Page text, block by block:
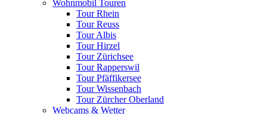
Wohnmobil Touren
Tour Rhein
Tour Reuss
Tour Albis
Tour Hirzel
Tour Zürichsee
Tour Rapperswil
Tour Pfäffikersee
Tour Wissenbach
Tour Zürcher Oberland
Webcams & Wetter